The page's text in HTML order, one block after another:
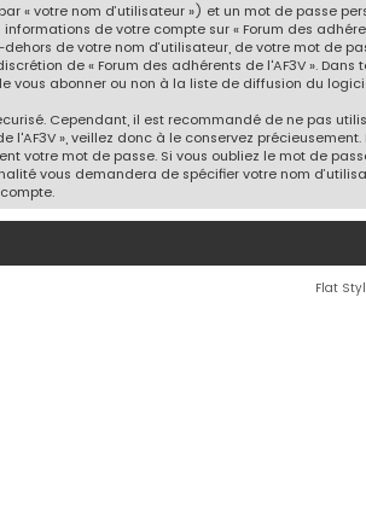
votre nom d’utilisateur ») et un mot de passe
de votre compte sur « Forum des
de votre nom d’utilisateur, de votre mot de
de « Forum des adhérents de l'AF3V ».
vous abonner ou non à la liste de diffusion du
Cependant, il est recommandé de ne pas
», veillez donc à le conservez
votre mot de passe. Si vous oubliez le mot de
vous demandera de spécifier votre nom
Flat